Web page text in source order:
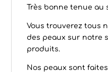
Très bonne tenue au
Vous trouverez tous
des peaux sur notre
produits.
Nos peaux sont